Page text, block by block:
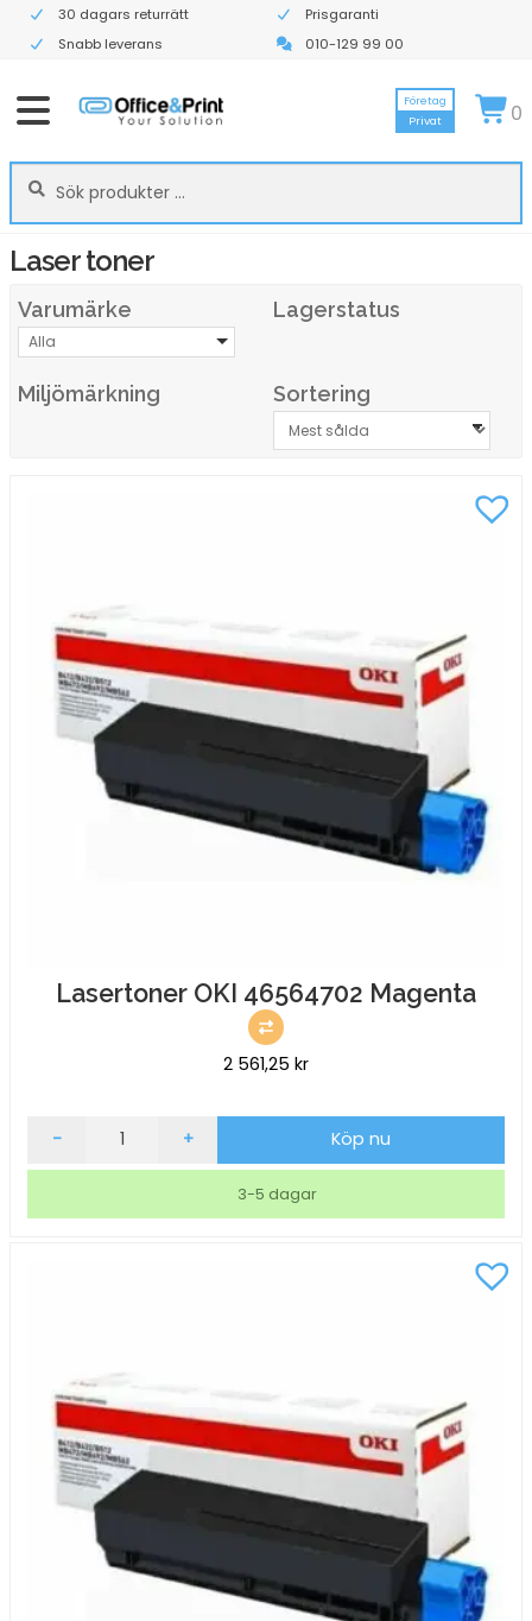
30 dagars returrätt
Prisgaranti
Snabb leverans
010-129 99 00
Sök
efter:
Sök
Företag
Privat
0
Laser toner
Varumärke
Alla
Lagerstatus
Miljömärkning Sortering
Lasertoner OKI 46564702 Magenta
2 561,25 kr
Lasertoner
- + Köp nu
3-5 dagar